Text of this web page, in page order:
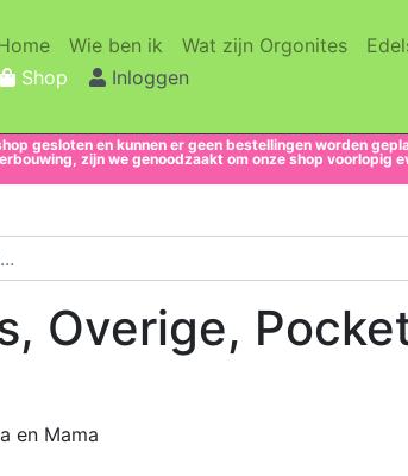
(current)
Wie ben ik (current)
Wat zijn Orgonites
Shop
Inloggen
gesloten en kunnen er geen bestellingen worden
zijn we genoodzaakt om onze shop voorlopig
Overige,
en Mama